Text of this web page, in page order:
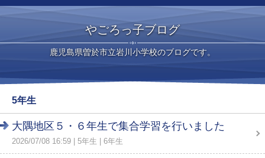
やごろっ子ブログ
鹿児島県曽於市立岩川小学校のブログです。
5年生
大隅地区５・６年生で集合学習を行いました
2026/07/08 16:59 5年生 6年生